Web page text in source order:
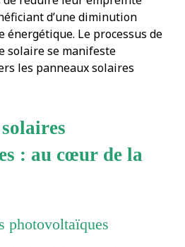
d’une diminution
Le processus de
solaire se manifeste
les panneaux solaires
: au cœur de la
photovoltaïques